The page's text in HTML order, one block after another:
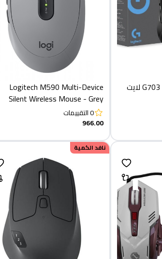
ماوس الألعاب لوجيتك G703 لايت
Logitech M590 Multi-Device
Silent Wireless Mouse - Grey
0التقييمات
966.00
نافد الكمية